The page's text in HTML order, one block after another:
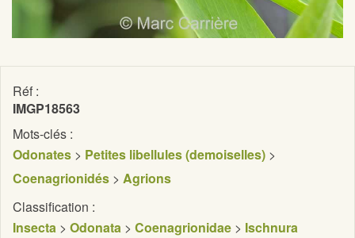
Réf :
IMGP18563
Mots-clés :
Odonates > Petites libellules (demoiselles) >
Coenagrionidés > Agrions
Classification :
Insecta > Odonata > Coenagrionidae > Ischnura